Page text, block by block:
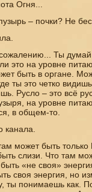
Огня...
– почки? Не
Ты думай
это на уровне
быть в органе.
ты это четко
Русло – это всё
на уровне
в общем-то.
может быть
слизи. Что там
«не своя»
своя энергия, но
ты понимаешь как.